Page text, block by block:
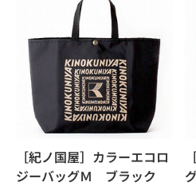
［紀ノ国屋］カラーエコロ
ジーバッグＭ ブラック